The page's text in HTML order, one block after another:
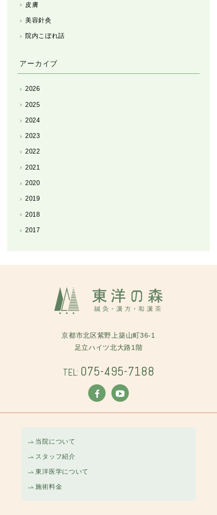
皮膚
美容針灸
院内こぼれ話
アーカイブ
2026
2025
2024
2023
2022
2021
2020
2019
2018
2017
京都市北区紫野上築山町36-1
足立ハイツ北大路1階
TEL: 075-495-7188
当院について
スタッフ紹介
東洋医学について
施術料金